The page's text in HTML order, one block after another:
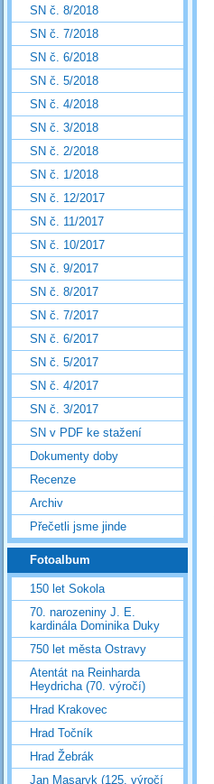
SN č. 8/2018
SN č. 7/2018
SN č. 6/2018
SN č. 5/2018
SN č. 4/2018
SN č. 3/2018
SN č. 2/2018
SN č. 1/2018
SN č. 12/2017
SN č. 11/2017
SN č. 10/2017
SN č. 9/2017
SN č. 8/2017
SN č. 7/2017
SN č. 6/2017
SN č. 5/2017
SN č. 4/2017
SN č. 3/2017
SN v PDF ke stažení
Dokumenty doby
Recenze
Archiv
Přečetli jsme jinde
Fotoalbum
150 let Sokola
70. narozeniny J. E.
kardinála Dominika Duky
750 let města Ostravy
Atentát na Reinharda
Heydricha (70. výročí)
Hrad Krakovec
Hrad Točník
Hrad Žebrák
Jan Masaryk (125. výročí